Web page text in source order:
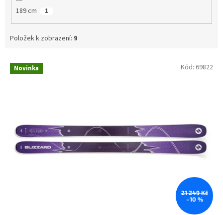
189 cm 1
Položek k zobrazení: 9
V Novinka
21 249 Kč
–10 %
Kód: 69822